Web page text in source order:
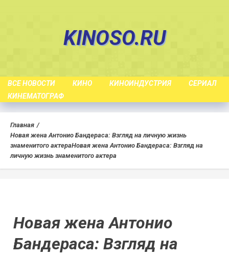
KINOSO.RU
ВСЕ НОВОСТИ КИНО КИНОИНДУСТРИЯ
СЕРИАЛ
КИНЕМАТОГРАФ
Главная
Новая жена Антонио Бандераса: Взгляд на личную жизнь
знаменитого актераНовая жена Антонио Бандераса: Взгляд на
личную жизнь знаменитого актера
Новая жена Антонио
Бандераса: Взгляд на